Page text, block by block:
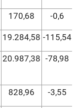
170,68 -0,6
19.284,58 -115,54
20.987,38 -78,98
828,96 -3,55